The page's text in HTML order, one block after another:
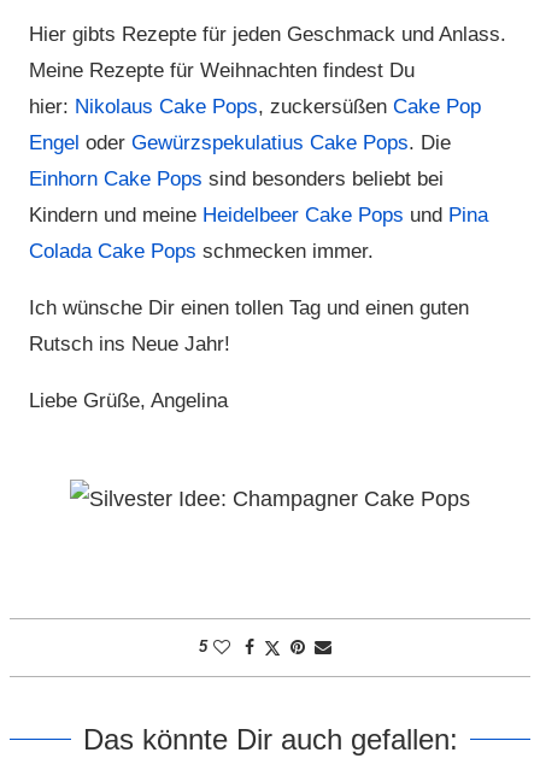
Hier gibts Rezepte für jeden Geschmack und Anlass.
Meine Rezepte für Weihnachten findest Du
hier: Nikolaus Cake Pops, zuckersüßen Cake Pop
Engel oder Gewürzspekulatius Cake Pops. Die
Einhorn Cake Pops sind besonders beliebt bei
Kindern und meine Heidelbeer Cake Pops und Pina
Colada Cake Pops schmecken immer.
Ich wünsche Dir einen tollen Tag und einen guten
Rutsch ins Neue Jahr!
Liebe Grüße, Angelina
5
Das könnte Dir auch gefallen: